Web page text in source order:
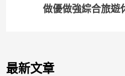
做優做強綜合旅遊
最新文章